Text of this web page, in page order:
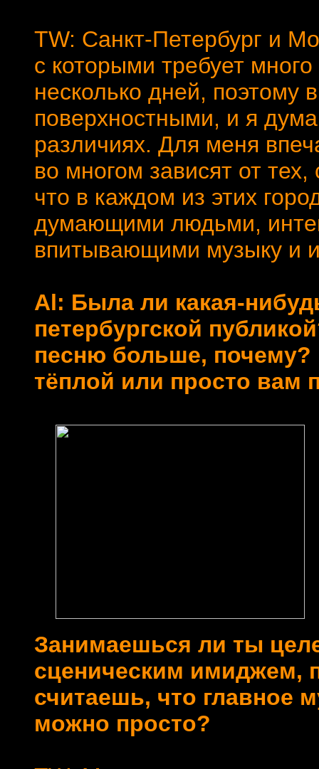
TW: Санкт-Петербург и
с которыми требует
несколько дней, поэтому
поверхностными, и я
различиях. Для меня
во многом зависят от
что в каждом из этих
думающими людьми,
впитывающими музыку и
Al: Была ли какая-
петербургской
песню больше, почему?
тёплой или просто вам
Занимаешься ли ты
сценическим имиджем,
считаешь, что главное
можно просто?